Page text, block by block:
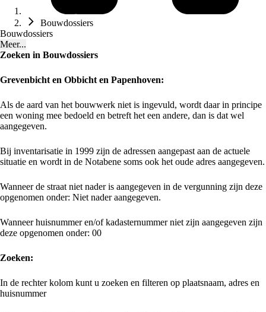
Bouwdossiers
Bouwdossiers
Meer...
Zoeken in Bouwdossiers
Grevenbicht en Obbicht en Papenhoven:
Als de aard van het bouwwerk niet is ingevuld, wordt daar in principe
een woning mee bedoeld en betreft het een andere, dan is dat wel
aangegeven.
Bij inventarisatie in 1999 zijn de adressen aangepast aan de actuele
situatie en wordt in de Notabene soms ook het oude adres aangegeven.
Wanneer de straat niet nader is aangegeven in de vergunning zijn deze
opgenomen onder: Niet nader aangegeven.
Wanneer huisnummer en/of kadasternummer niet zijn aangegeven zijn
deze opgenomen onder: 00
Zoeken:
In de rechter kolom kunt u zoeken en filteren op plaatsnaam, adres en
huisnummer